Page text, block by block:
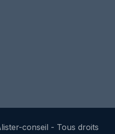
conseil - Tous droits